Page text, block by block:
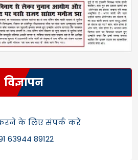
विज्ञापन
के लिए संपर्क करें
63944 89122